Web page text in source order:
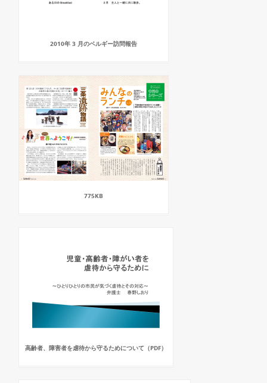
2010年 3 月のベルギー訪問報告
775KB
高齢者、障害者を虐待から守るためについて（PDF）